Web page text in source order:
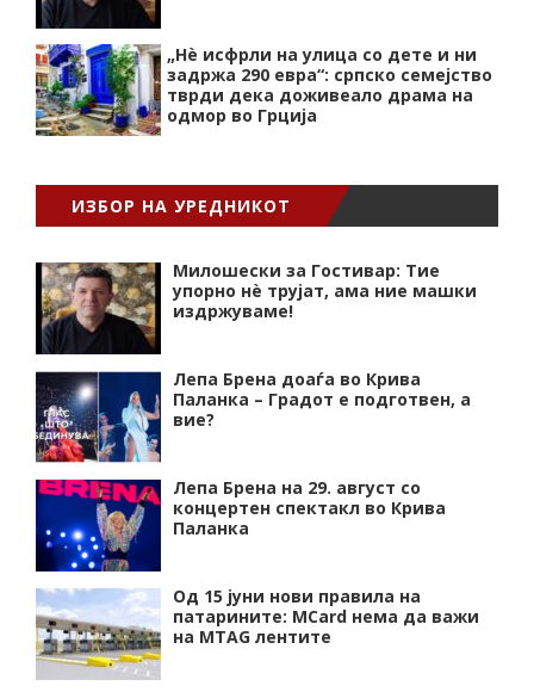
„Нѐ исфрли на улица со дете и ни
задржа 290 евра“: српско семејство
тврди дека доживеало драма на
одмор во Грција
ИЗБОР НА УРЕДНИКОТ
Милошески за Гостивар: Тие
упорно нѐ трујат, ама ние машки
издржуваме!
Лепа Брена доаѓа во Крива
Паланка – Градот е подготвен, а
вие?
Лепа Брена на 29. август со
концертен спектакл во Крива
Паланка
Од 15 јуни нови правила на
патарините: MCard нема да важи
на MTAG лентите